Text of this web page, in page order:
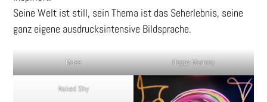
Seine Welt ist still, sein Thema ist das Seherlebnis, seine
ganz eigene ausdrucksintensive Bildsprache.
Muse Happy Mummy
Naked Shy